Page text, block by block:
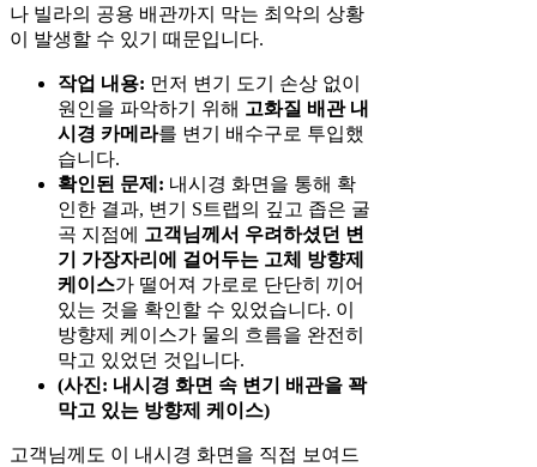
나 빌라의 공용 배관까지 막는 최악의 상황
이 발생할 수 있기 때문입니다.
작업 내용: 먼저 변기 도기 손상 없이
원인을 파악하기 위해 고화질 배관 내
시경 카메라를 변기 배수구로 투입했
습니다.
확인된 문제: 내시경 화면을 통해 확
인한 결과, 변기 S트랩의 깊고 좁은 굴
곡 지점에 고객님께서 우려하셨던 변
기 가장자리에 걸어두는 고체 방향제
케이스가 떨어져 가로로 단단히 끼어
있는 것을 확인할 수 있었습니다. 이
방향제 케이스가 물의 흐름을 완전히
막고 있었던 것입니다.
(사진: 내시경 화면 속 변기 배관을 꽉
막고 있는 방향제 케이스)
고객님께도 이 내시경 화면을 직접 보여드